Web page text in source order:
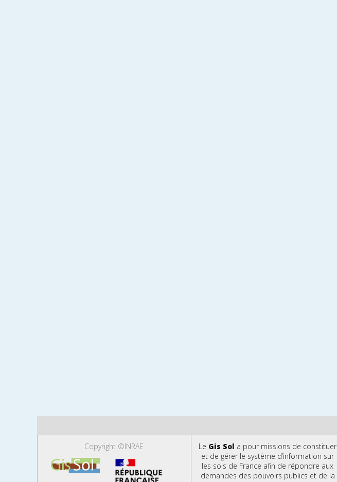
Copyright ©INRAE Le Gis Sol a pour missions de constituer
et de gérer le système d’information sur
les sols de France afin de répondre aux
demandes des pouvoirs publics et de la